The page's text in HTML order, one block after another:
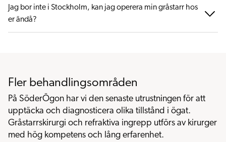
Jag bor inte i Stockholm, kan jag operera min gråstarr hos
er ändå?
Fler behandlingsområden
På SöderÖgon har vi den senaste utrustningen för att
upptäcka och diagnosticera olika tillstånd i ögat.
Gråstarrskirurgi och refraktiva ingrepp utförs av kirurger
med hög kompetens och lång erfarenhet.